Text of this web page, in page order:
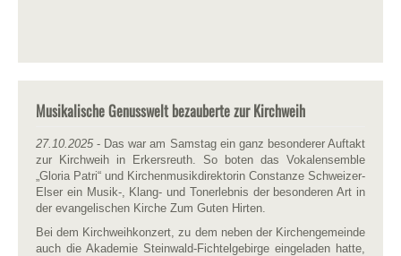
Musikalische Genusswelt bezauberte zur Kirchweih
27.10.2025 - Das war am Samstag ein ganz besonderer Auftakt
zur Kirchweih in Erkersreuth. So boten das Vokalensemble
„Gloria Patri“ und Kirchenmusikdirektorin Constanze Schweizer-
Elser ein Musik-, Klang- und Tonerlebnis der besonderen Art in
der evangelischen Kirche Zum Guten Hirten.
Bei dem Kirchweihkonzert, zu dem neben der Kirchengemeinde
auch die Akademie Steinwald-Fichtelgebirge eingeladen hatte,